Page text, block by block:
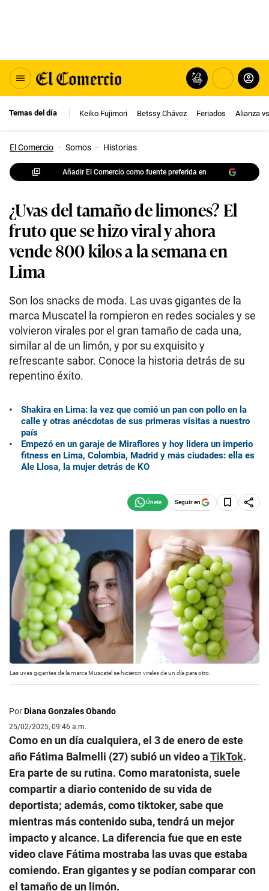
Temas del día Keiko Fujimori Betssy Chávez Feriados Alianza
El Comercio · Somos · Historias
Añadir El Comercio como fuente preferida en
¿Uvas del tamaño de limones? El
fruto que se hizo viral y ahora
vende 800 kilos a la semana en
Lima
Son los snacks de moda. Las uvas gigantes de la
marca Muscatel la rompieron en redes sociales y se
volvieron virales por el gran tamaño de cada una,
similar al de un limón, y por su exquisito y
refrescante sabor. Conoce la historia detrás de su
repentino éxito.
Shakira en Lima: la vez que comió un pan con pollo en la
calle y otras anécdotas de sus primeras visitas a nuestro
país
Empezó en un garaje de Miraflores y hoy lidera un imperio
fitness en Lima, Colombia, Madrid y más ciudades: ella es
Ale Llosa, la mujer detrás de KO
Seguir en
Las uvas gigantes de la marca Muscatel se hicieron virales de un día para otro.
PorDiana Gonzales Obando
25/02/2025, 09:46 a.m.
Como en un día cualquiera, el 3 de enero de este
año Fátima Balmelli (27) subió un video aTikTok.
Era parte de su rutina. Como maratonista, suele
compartir a diario contenido de su vida de
deportista; además, como tiktoker, sabe que
mientras más contenido suba, tendrá un mejor
impacto y alcance. La diferencia fue que en este
video clave Fátima mostraba las uvas que estaba
comiendo. Eran gigantes y se podían comparar con
el tamaño de un limón.